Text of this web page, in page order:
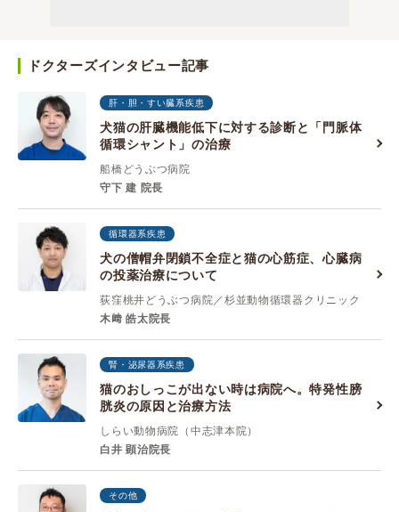
ドクターズインタビュー記事
肝・胆・すい臓系疾患
犬猫の肝臓機能低下に対する診断と「門脈体
循環シャント」の治療
船橋どうぶつ病院
守下 建 院長
循環器系疾患
犬の僧帽弁閉鎖不全症と猫の心筋症、心臓病
の投薬治療について
荻窪桃井どうぶつ病院／杉並動物循環器クリニック
木﨑 皓太院長
腎・泌尿器系疾患
猫のおしっこが出ない時は病院へ。特発性膀
胱炎の原因と治療方法
しらい動物病院（中志津本院）
白井 顕治院長
その他